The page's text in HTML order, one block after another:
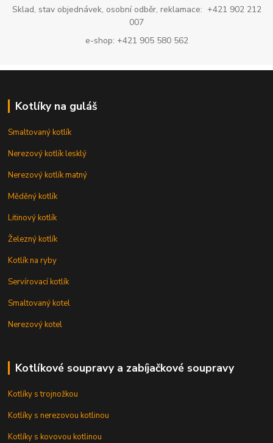
Sklad, stav objednávek, osobní odběr, reklamace: +421 902 212
007
e-shop: +421 905 580 562
Kotlíky na guláš
Smaltovaný kotlík
Nerezový kotlík lesklý
Nerezový kotlík matný
Měděný kotlík
Litinový kotlík
Železný kotlík
Kotlík na ryby
Servírovací kotlík
Smaltovaný kotel
Nerezový kotel
Kotlíkové soupravy a zabíjačkové soupravy
Kotlíky s trojnožkou
Kotlíky s nerezovou kotlinou
Kotlíky s kovovou kotlinou